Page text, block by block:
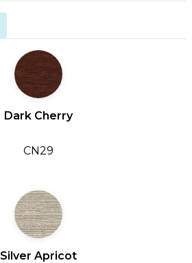
Dark Cherry
CN29
Silver Apricot